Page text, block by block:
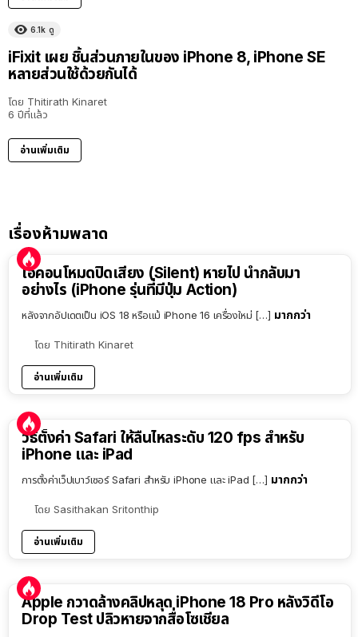
6.1k ดู
iFixit เผย ชิ้นส่วนภายในของ iPhone 8, iPhone SE
หลายส่วนใช้ด้วยกันได้
โดย Thitirath Kinaret
6 ปีที่แล้ว
อ่านเพิ่มเติม
เรื่องห้ามพลาด
ไอคอนโหมดปิดเสียง (Silent) หายไป นำกลับมา
อย่างไร (iPhone รุ่นที่มีปุ่ม Action)
หลังจากอัปเดตเป็น iOS 18 หรือแม้ iPhone 16 เครื่องใหม่ […] มากกว่า
โดย Thitirath Kinaret
อ่านเพิ่มเติม
วิธีตั้งค่า Safari ให้ลื่นไหลระดับ 120 fps สำหรับ
iPhone และ iPad
การตั้งค่าเว็ปเบาว์เซอร์ Safari สำหรับ iPhone และ iPad […] มากกว่า
โดย Sasithakan Sritonthip
อ่านเพิ่มเติม
Apple กวาดล้างคลิปหลุด iPhone 18 Pro หลังวิดีโอ
Drop Test ปลิวหายจากสื่อโซเชียล